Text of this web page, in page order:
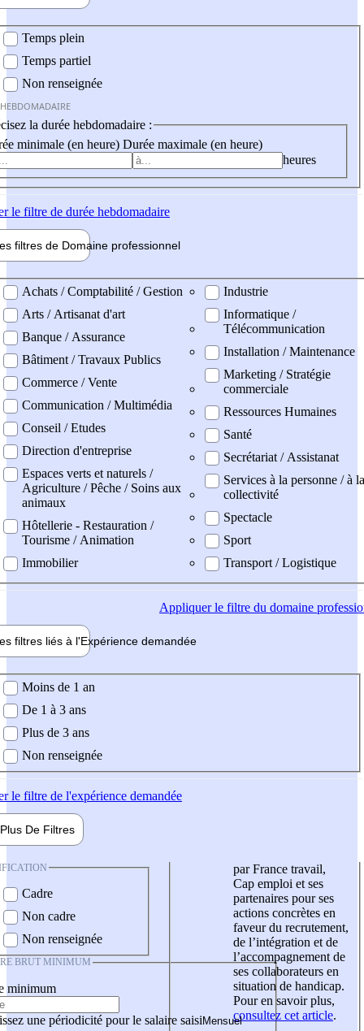
Temps plein
Temps partiel
Non renseignée
la durée hebdomadaire :
minimale (en heure) Durée maximale (en heure)
heures
le filtre de durée hebdomadaire
filtres de Domaine professionnel
professionel
Achats / Comptabilité / Gestion
Arts / Artisanat d'art
Banque / Assurance
Bâtiment / Travaux Publics
Commerce / Vente
Communication / Multimédia
Conseil / Etudes
Direction d'entreprise
Espaces verts et naturels /
Agriculture / Pêche / Soins aux
animaux
Hôtellerie - Restauration /
Tourisme / Animation
Immobilier
Industrie
Informatique /
Télécommunication
Installation / Maintenance
Marketing / Stratégie
commerciale
Ressources Humaines
Santé
Secrétariat / Assistanat
Services à la personne / à la
collectivité
Spectacle
Sport
Transport / Logistique
Appliquerle filtre du domaine
filtres liés à l'Expérience demandée
demandée
Moins de 1 an
De 1 à 3 ans
Plus de 3 ans
Non renseignée
le filtre de l'expérience demandée
Plus De Filtres
Cadre
Non cadre
Non renseignée
BRUT MINIMUM
minimum
une périodicité pour le salaire saisi
par France travail,
Cap emploi et ses
partenaires pour ses
actions concrètes en
faveur du recrutement,
de l’intégration et de
l’accompagnement de
ses collaborateurs en
situation de handicap.
Pour en savoir plus,
consultez cet article.